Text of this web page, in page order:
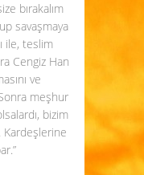
bırakalım
savaşmaya
ile, teslim
Cengiz Han
ve
meşhur
bizim
Kardeşlerine